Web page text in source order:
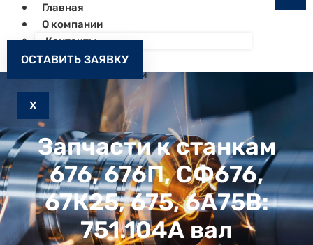
Главная
О компании
Контакты
Как заказать
Запчасти к станкам
X
ОСТАВИТЬ ЗАЯВКУ
Запчасти к станкам
676, 676П, СФ676,
67К25, 675, 6А75В:
751.104А вал